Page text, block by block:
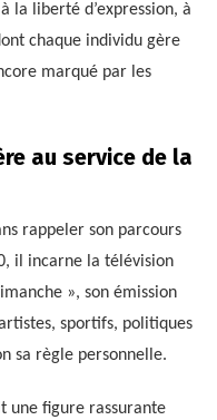
la liberté d’expression, à
chaque individu gère
marqué par les
au service de la
rappeler son parcours
il incarne la télévision
», son émission
sportifs, politiques
sa règle personnelle.
une figure rassurante